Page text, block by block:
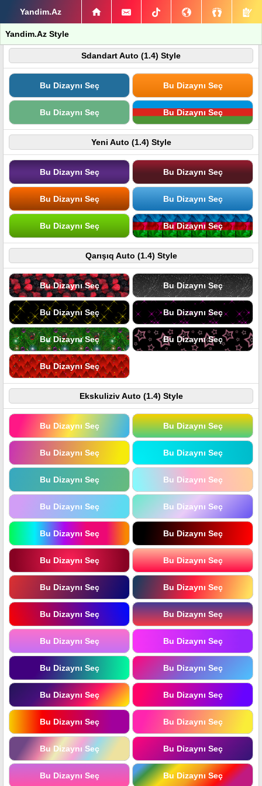
Yandim.Az
Yandim.Az Style
Sdandart Auto (1.4) Style
Bu Dizaynı Seç Bu Dizaynı Seç
Bu Dizaynı Seç Bu Dizaynı Seç
Yeni Auto (1.4) Style
Bu Dizaynı Seç Bu Dizaynı Seç
Bu Dizaynı Seç Bu Dizaynı Seç
Bu Dizaynı Seç Bu Dizaynı Seç
Qarışıq Auto (1.4) Style
Bu Dizaynı Seç Bu Dizaynı Seç
Bu Dizaynı Seç Bu Dizaynı Seç
Bu Dizaynı Seç Bu Dizaynı Seç
Bu Dizaynı Seç
Ekskuliziv Auto (1.4) Style
Bu Dizaynı Seç Bu Dizaynı Seç
Bu Dizaynı Seç Bu Dizaynı Seç
Bu Dizaynı Seç Bu Dizaynı Seç
Bu Dizaynı Seç Bu Dizaynı Seç
Bu Dizaynı Seç Bu Dizaynı Seç
Bu Dizaynı Seç Bu Dizaynı Seç
Bu Dizaynı Seç Bu Dizaynı Seç
Bu Dizaynı Seç Bu Dizaynı Seç
Bu Dizaynı Seç Bu Dizaynı Seç
Bu Dizaynı Seç Bu Dizaynı Seç
Bu Dizaynı Seç Bu Dizaynı Seç
Bu Dizaynı Seç Bu Dizaynı Seç
Bu Dizaynı Seç Bu Dizaynı Seç
Bu Dizaynı Seç Bu Dizaynı Seç